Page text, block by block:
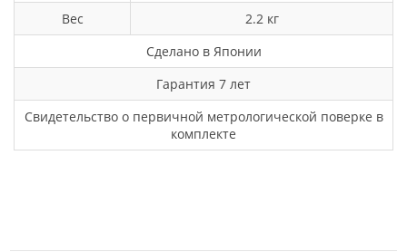
Вес
2.2 кг
Сделано в Японии
Гарантия 7 лет
Свидетельство о первичной метрологической поверке в
комплекте